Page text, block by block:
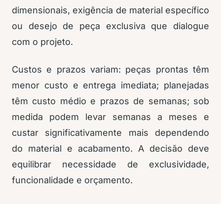
dimensionais, exigência de material específico
ou desejo de peça exclusiva que dialogue
com o projeto.
Custos e prazos variam: peças prontas têm
menor custo e entrega imediata; planejadas
têm custo médio e prazos de semanas; sob
medida podem levar semanas a meses e
custar significativamente mais dependendo
do material e acabamento. A decisão deve
equilibrar necessidade de exclusividade,
funcionalidade e orçamento.